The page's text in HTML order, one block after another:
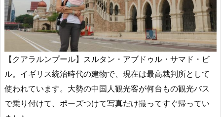
【クアラルンプール】スルタン・アブドゥル・サマド・ビ
ル。イギリス統治時代の建物で、現在は最高裁判所として
使われています。大勢の中国人観光客が何台もの観光バス
で乗り付けて、ポーズつけて写真だけ撮ってすぐ帰ってい